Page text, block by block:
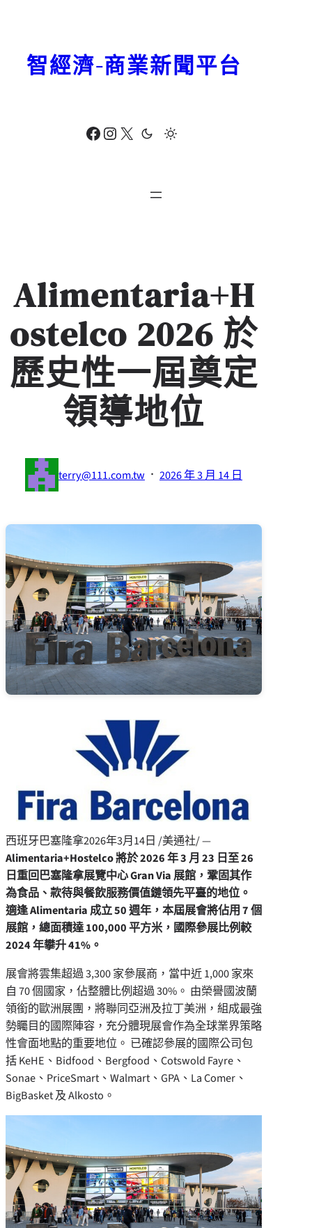
Facebook Instagram X
智經濟-商業新聞平台
Alimentaria+H
ostelco 2026 於
歷史性一屆奠定
領導地位
terry@111.com.tw · 2026 年 3 月 14 日
西班牙巴塞隆拿2026年3月14日 /美通社/ —
Alimentaria+Hostelco 將於 2026 年 3 月 23 日至 26
日重回巴塞隆拿展覽中心 Gran Via 展館，鞏固其作
為食品、款待與餐飲服務價值鏈領先平臺的地位。
適逢 Alimentaria 成立 50 週年，本屆展會將佔用 7 個
展館，總面積達 100,000 平方米，國際參展比例較
2024 年攀升 41%。
展會將雲集超過 3,300 家參展商，當中近 1,000 家來
自 70 個國家，佔整體比例超過 30%。 由榮譽國波蘭
領銜的歐洲展團，將聯同亞洲及拉丁美洲，組成最強
勢矚目的國際陣容，充分體現展會作為全球業界策略
性會面地點的重要地位。 已確認參展的國際公司包
括 KeHE、Bidfood、Bergfood、Cotswold Fayre、
Sonae、PriceSmart、Walmart、GPA、La Comer、
BigBasket 及 Alkosto。